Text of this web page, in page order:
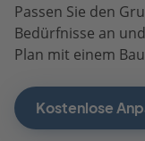
Passen Sie den
Bedürfnisse an
Plan mit einem
Kostenlose